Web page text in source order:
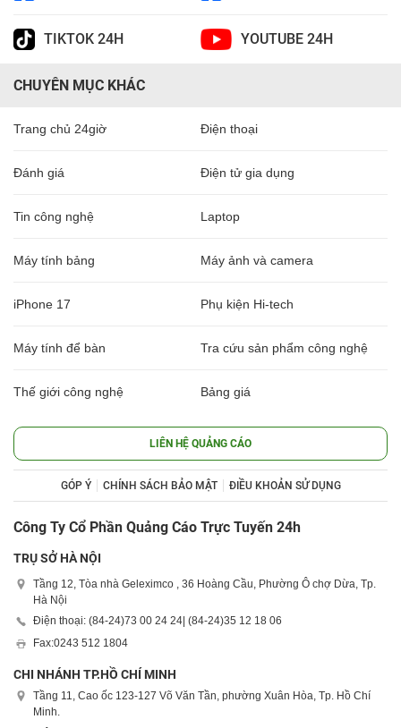
TIKTOK 24H YOUTUBE 24H
CHUYÊN MỤC KHÁC
Trang chủ 24giờ Điện thoại
Đánh giá Điện tử gia dụng
Tin công nghệ Laptop
Máy tính bảng Máy ảnh và camera
iPhone 17 Phụ kiện Hi-tech
Máy tính để bàn Tra cứu sản phẩm công nghệ
Thế giới công nghệ Bảng giá
LIÊN HỆ QUẢNG CÁO
GÓP Ý CHÍNH SÁCH BẢO MẬT ĐIỀU KHOẢN SỬ DỤNG
Công Ty Cổ Phần Quảng Cáo Trực Tuyến 24h
TRỤ SỞ HÀ NỘI
Tầng 12, Tòa nhà Geleximco , 36 Hoàng Cầu, Phường Ô chợ Dừa, Tp.
Hà Nội
Điện thoại: (84-24)73 00 24 24| (84-24)35 12 18 06
Fax:0243 512 1804
CHI NHÁNH TP.HỒ CHÍ MINH
Tầng 11, Cao ốc 123-127 Võ Văn Tần, phường Xuân Hòa, Tp. Hồ Chí
Minh.